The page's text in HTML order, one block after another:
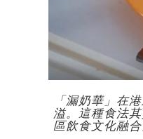
「漏奶華」在
溢。這種食法
區飲食文化融